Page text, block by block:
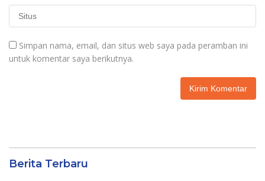
Simpan nama, email, dan situs web saya pada peramban ini
untuk komentar saya berikutnya.
Berita Terbaru